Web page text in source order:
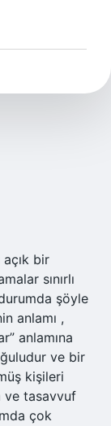
bir
sınırlı
şöyle
anlamı ,
anlamına
ve bir
kişileri
ve tasavvuf
çok